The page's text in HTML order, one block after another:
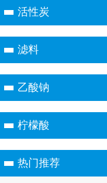
活性炭
滤料
乙酸钠
柠檬酸
热门推荐